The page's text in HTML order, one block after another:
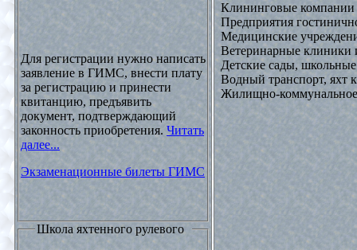
Для регистрации нужно написать
заявление в ГИМС, внести плату
за регистрацию и принести
квитанцию, предъявить
документ, подтверждающий
законность приобретения. Читать
далее...
Экзаменационные билеты ГИМС
Школа яхтенного рулевого
Клининговые компании
Предприятия
Медицинские
Ветеринарные клиники
Детские сады,
Водный транспорт,
Жилищно-коммунальное